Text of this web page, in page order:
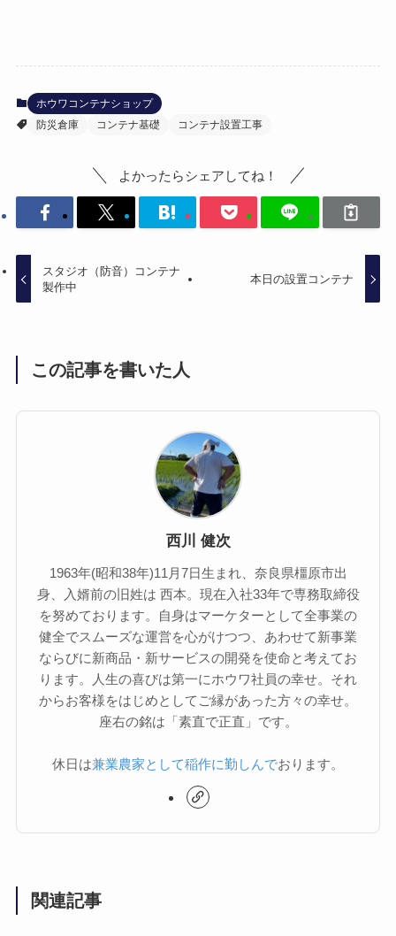
ホウワコンテナショップ
防災倉庫
コンテナ基礎 コンテナ設置工事
よかったらシェアしてね！
スタジオ（防音）コンテナ
製作中
本日の設置コンテナ
この記事を書いた人
西川 健次
1963年(昭和38年)11月7日生まれ、奈良県橿原市出
身、入婿前の旧姓は 西本。現在入社33年で専務取締役
を努めております。自身はマーケターとして全事業の
健全でスムーズな運営を心がけつつ、あわせて新事業
ならびに新商品・新サービスの開発を使命と考えてお
ります。人生の喜びは第一にホウワ社員の幸せ。それ
からお客様をはじめとしてご縁があった方々の幸せ。
座右の銘は「素直で正直」です。
休日は兼業農家として稲作に勤しんでおります。
関連記事